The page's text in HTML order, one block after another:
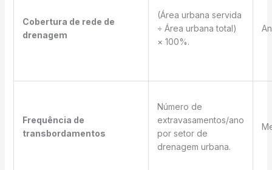
Cobertura de rede de
drenagem
(Área urbana servida
÷ Área urbana total)
× 100%.
Frequência de
transbordamentos
Número de
extravasamentos/ano
por setor de
drenagem urbana.